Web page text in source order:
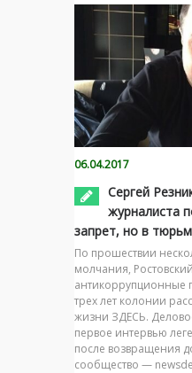
06.04.2017
Сергей
журналиста
запрет, но в
По прошествии
молчания,
антикоррупционные
трех лет колонии
жизни ЗДЕСЬ.
первое интервью
после возвращения
сообщество —